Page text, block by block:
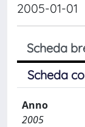
2005-01-01
Scheda
Scheda
Anno
2005